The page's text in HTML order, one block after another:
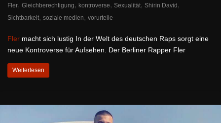
Fler, Gleichberechtigung, kontroverse, Sexualität, Shirin David ,
Sichtbarkeit, soziale medien, vorurteile
Fler macht sich lustig In der Welt des deutschen Raps sorgt eine
neue Kontroverse für Aufsehen. Der Berliner Rapper Fler
Weiterlesen